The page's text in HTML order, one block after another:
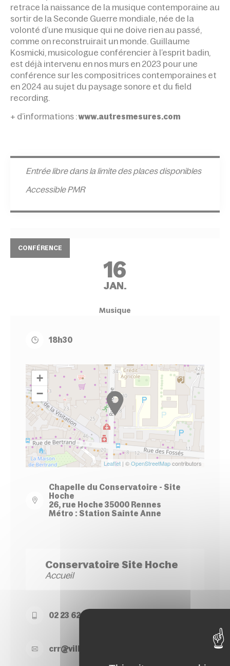
retrace la naissance de la musique contemporaine au
sortir de la Seconde Guerre mondiale, née de la
volonté d’une musique qui ne doive rien au passé,
comme on reconstruirait un monde. Guillaume
Kosmicki, musicologue conférencier à l’esprit badin,
est déjà intervenu en nos murs en 2023 pour une
conférence sur les compositrices contemporaines et
en 2024 au sujet du paysage sonore et du field
recording.
+ d’informations :www.autresmesures.com
Entrée libre dans la limite des places disponibles
Accessible PMR
CONFÉRENCE
16
JAN.
Musique
18h30
+
−
Leaflet | ©OpenStreetMapcontributors
Chapelle du Conservatoire - Site
Hoche
26, rue Hoche 35000 Rennes
Métro : Station Sainte Anne
Conservatoire Site Hoche
Accueil
02 23 62 22 50
crr@ville-